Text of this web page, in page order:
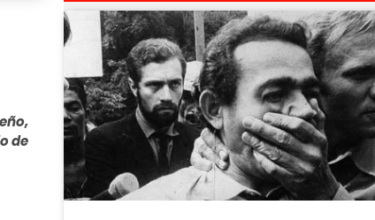
de